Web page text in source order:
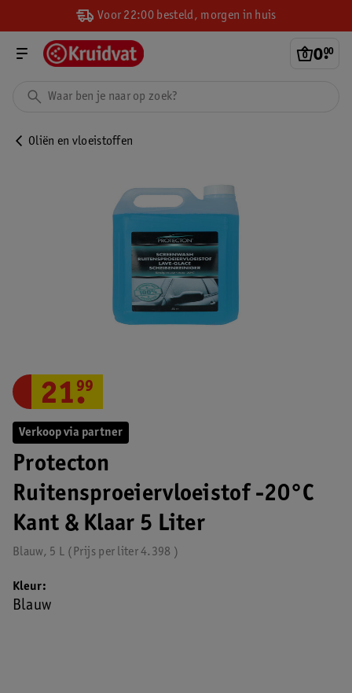
Voor 22:00 besteld, morgen in huis
0.
00
Oliën en vloeistoffen
Verkoop via partner
Protecton
Ruitensproeiervloeistof -20°C
Kant & Klaar 5 Liter
Blauw, 5 L 4.398
Prijs per liter
21.
99
Kleur
Blauw